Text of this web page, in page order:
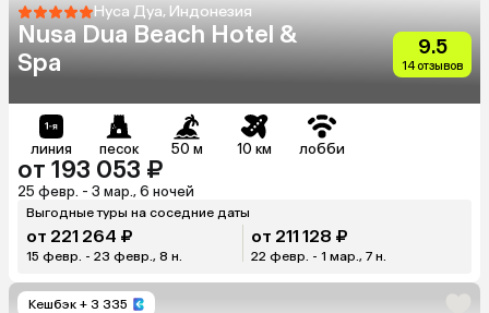
Нуса Дуа, Индонезия
Nusa Dua Beach Hotel &
Spa
9.5
14 отзывов
линия песок 50 м 10 км лобби
от 193 053 ₽
25 февр. - 3 мар., 6 ночей
Выгодные туры на соседние даты
от 221 264 ₽
15 февр. - 23 февр., 8 н.
от 211 128 ₽
22 февр. - 1 мар., 7 н.
Кешбэк + 3 335